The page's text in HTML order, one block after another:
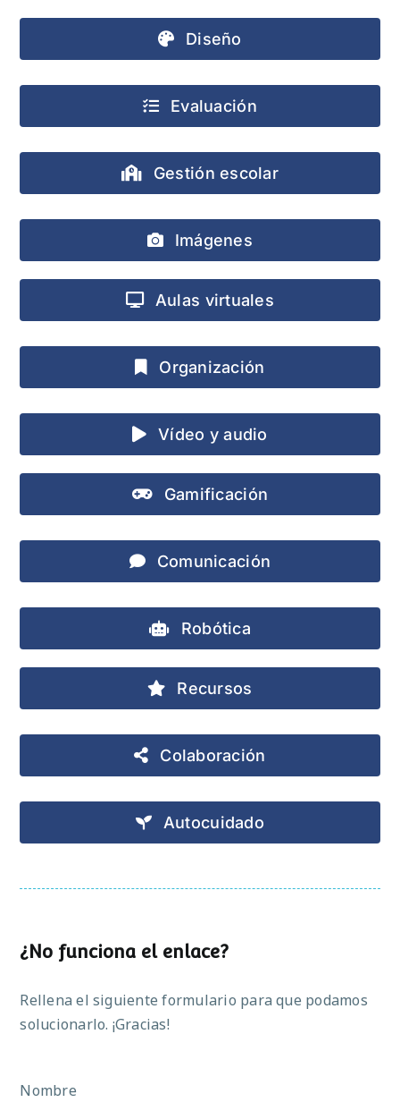
Diseño
Evaluación
Gestión escolar
Imágenes
Aulas virtuales
Organización
Vídeo y audio
Gamificación
Comunicación
Robótica
Recursos
Colaboración
Autocuidado
¿No funciona el enlace?
Rellena el siguiente formulario para que podamos
solucionarlo. ¡Gracias!
Nombre